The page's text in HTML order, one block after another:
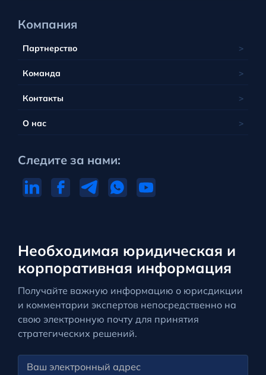
Необходимая юридическая и
корпоративная информация
Получайте важную информацию о юрисдикции
и комментарии экспертов непосредственно на
свою электронную почту для принятия
стратегических решений.
Компания
Партнерство
Команда
Контакты
О нас
Следите за нами: